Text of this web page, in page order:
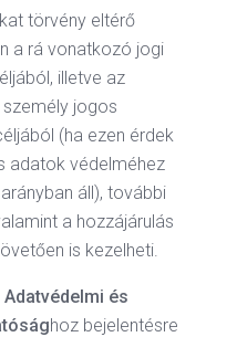
törvény eltérő
a rá vonatkozó jogi
illetve az
jogos
(ha ezen érdek
adatok védelméhez
áll), további
a hozzájárulás
is kezelheti.
és
hoz bejelentésre